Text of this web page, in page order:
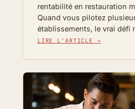
rentabilité en restauration
Quand vous pilotez
établissements, le vrai défi
LIRE L'ARTICLE →